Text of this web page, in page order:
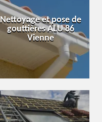
Nettoyage et pose de
gouttières ALU 86
Vienne